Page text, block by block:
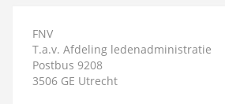
FNV
T.a.v. Afdeling ledenadministratie
Postbus 9208
3506 GE Utrecht